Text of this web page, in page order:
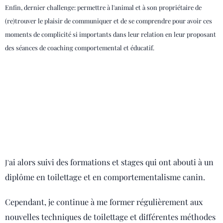
Enfin, dernier challenge: permettre à l'animal et à son propriétaire de
(re)trouver le plaisir de communiquer et de se comprendre pour avoir ces
moments de complicité si importants dans leur relation en leur proposant
des séances de coaching comportemental et éducatif.
J'ai alors suivi des formations et stages qui ont abouti à un
diplôme en toilettage et en comportementalisme canin.
Cependant, je continue à me former régulièrement aux
nouvelles techniques de toilettage et différentes méthodes